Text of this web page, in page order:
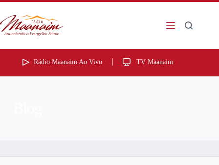
Rádio Maanaim Ao Vivo TV Maanaim